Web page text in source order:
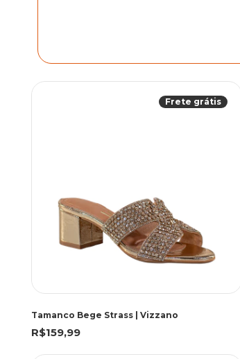
Frete grátis
Tamanco Bege Strass | Vizzano
R$159,99